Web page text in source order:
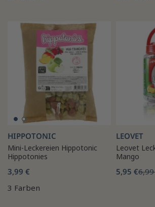
HIPPOTONIC
Mini-Leckereien Hippotonic
Hippotonies
3,99 €
3 Farben
LEOVET
Leovet
Mango
5,95 €